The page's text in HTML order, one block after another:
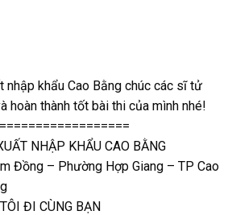
nhập khẩu Cao Bằng chúc các sĩ tử
hoàn thành tốt bài thi của mình nhé!
NHẬP KHẨU CAO BẰNG
Đồng – Phường Hợp Giang – TP Cao
ĐI CÙNG BẠN